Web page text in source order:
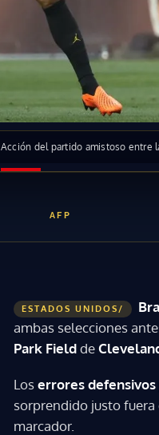
Acción del partido amistoso entre
AFP
ESTADOS UNIDOS/
ambas selecciones
Park Fieldde
Loserrores defensivos
sorprendido justo fuera
marcador.